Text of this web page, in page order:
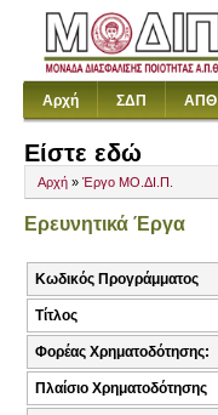
Αρχή ΣΔΠ ΑΠΘ
Είστε εδώ
Αρχή » Έργο ΜΟ.ΔΙ.Π.
Ερευνητικά Έργα
Κωδικός Προγράμματος
Τίτλος
Φορέας Χρηματοδότησης:
Πλαίσιο Χρηματοδότησης